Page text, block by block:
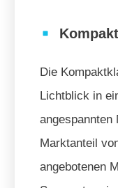
Die
Lichtblick in
angespannten
Marktanteil
angebotenen